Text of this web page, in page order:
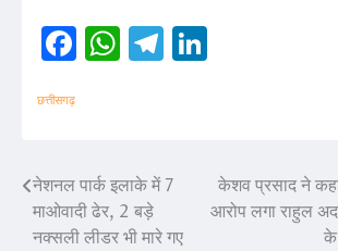
Facebook
WhatsApp
Telegram
छत्तीसगढ़
Post
navigation
नेशनल पार्क इलाके में 7
माओवादी ढेर, 2 बड़े
नक्सली लीडर भी मारे गए
केशव प्रसाद ने
आरोप लगा राहुल
के